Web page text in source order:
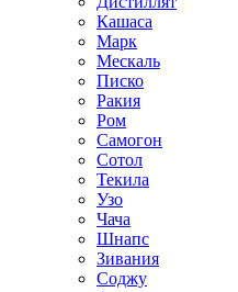
Кашаса
Марк
Мескаль
Писко
Ракия
Ром
Самогон
Сотол
Текила
Узо
Чача
Шнапс
Зивания
Соджу